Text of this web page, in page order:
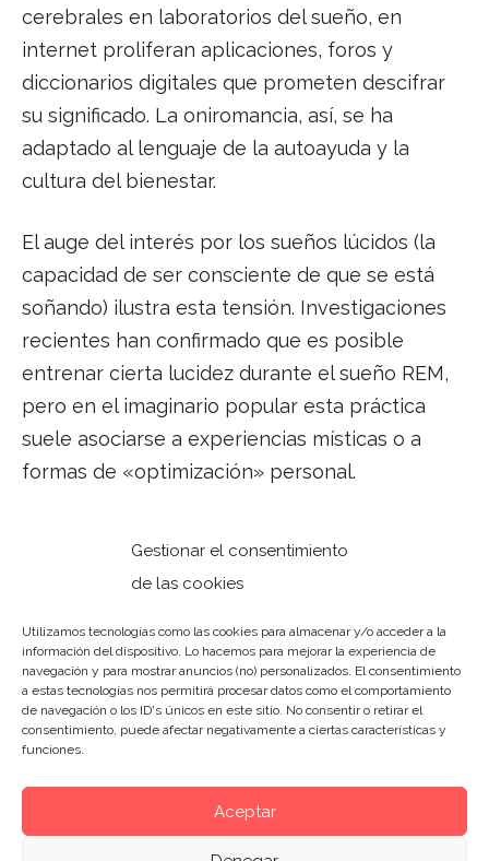
Gestionar el consentimiento
de las cookies
Utilizamos tecnologías como las cookies para almacenar y/o acceder a la
información del dispositivo. Lo hacemos para mejorar la experiencia de
navegación y para mostrar anuncios (no) personalizados. El consentimiento
a estas tecnologías nos permitirá procesar datos como el comportamiento
de navegación o los ID's únicos en este sitio. No consentir o retirar el
consentimiento, puede afectar negativamente a ciertas características y
funciones.
Aceptar
cerebrales en laboratorios del sueño, en
internet proliferan aplicaciones, foros y
diccionarios digitales que prometen descifrar
su significado. La oniromancia, así, se ha
adaptado al lenguaje de la autoayuda y la
cultura del bienestar.
El auge del interés por los sueños lúcidos (la
capacidad de ser consciente de que se está
soñando) ilustra esta tensión. Investigaciones
recientes han confirmado que es posible
entrenar cierta lucidez durante el sueño REM,
pero en el imaginario popular esta práctica
suele asociarse a experiencias místicas o a
formas de «optimización» personal.
tecnificadas, continúan necesitando marcos
simbólicos para interpretar la experiencia
subjetiva. Por ello soñar, aunque explicado en
términos neuronales, sigue siendo un territorio
narrativas de sentido.
Cultura